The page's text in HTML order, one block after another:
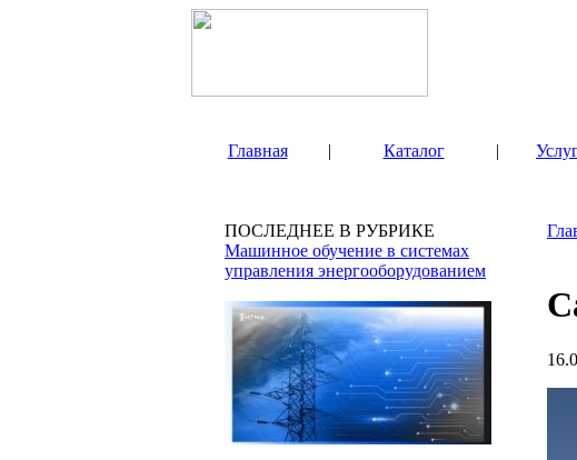
Главная | Каталог |
ПОСЛЕДНЕЕ В РУБРИКЕ
Машинное обучение в системах
управления энергооборудованием